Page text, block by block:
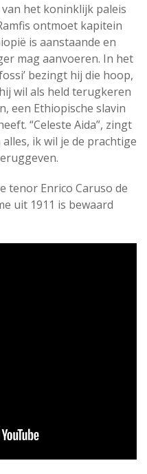
het koninklijk paleis
ontmoet kapitein
is aanstaande en
mag aanvoeren. In het
bezingt hij die hoop,
wil als held terugkeren
een Ethiopische slavin
“Celeste Aida”, zingt
ik wil je de prachtige
tenor Enrico Caruso de
uit 1911 is bewaard